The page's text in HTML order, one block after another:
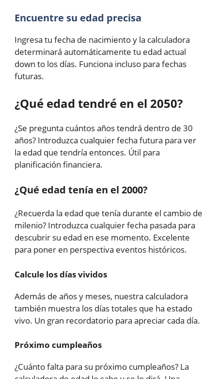
Encuentre su edad precisa
Ingresa tu fecha de nacimiento y la calculadora
determinará automáticamente tu edad actual
down to los días. Funciona incluso para fechas
futuras.
¿Qué edad tendré en el 2050?
¿Se pregunta cuántos años tendrá dentro de 30
años? Introduzca cualquier fecha futura para ver
la edad que tendría entonces. Útil para
planificación financiera.
¿Qué edad tenía en el 2000?
¿Recuerda la edad que tenía durante el cambio de
milenio? Introduzca cualquier fecha pasada para
descubrir su edad en ese momento. Excelente
para poner en perspectiva eventos históricos.
Calcule los días vividos
Además de años y meses, nuestra calculadora
también muestra los días totales que ha estado
vivo. Un gran recordatorio para apreciar cada día.
Próximo cumpleaños
¿Cuánto falta para su próximo cumpleaños? La